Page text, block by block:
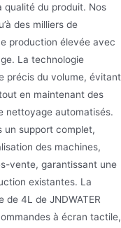
qualité du produit. Nos
des milliers de
production élevée avec
La technologie
précis du volume, évitant
en maintenant des
nettoyage automatisés.
un support complet,
des machines,
vente, garantissant une
existantes. La
de 4L de JNDWATER
à écran tactile,